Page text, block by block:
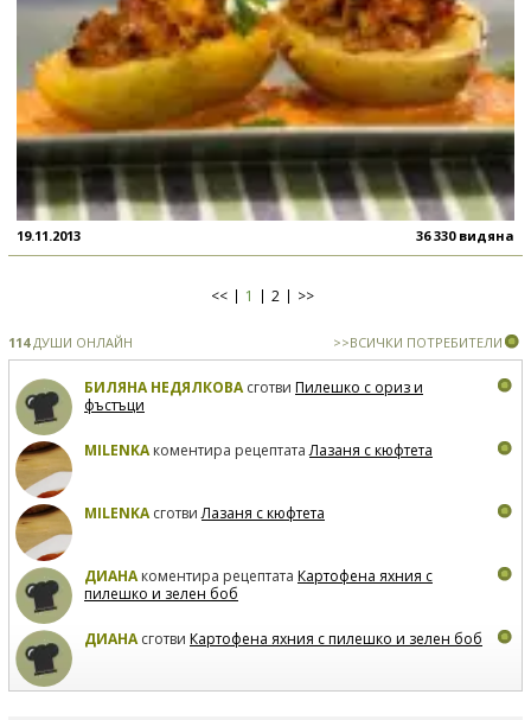
19.11.2013 36 330 видяна
<< 1 2 >>
114ДУШИ ОНЛАЙН >>ВСИЧКИ ПОТРЕБИТЕЛИ
БИЛЯНА НЕДЯЛКОВАсготви Пилешко с ориз и
фъстъци
MILENKAкоментира рецептатаЛазаня с кюфтета
MILENKAсготвиЛазаня с кюфтета
ДИАНАкоментира рецептата Картофена яхния с
пилешко и зелен боб
ДИАНАсготви Картофена яхния с пилешко и зелен боб